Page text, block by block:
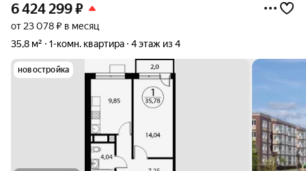
6 424 299₽
от 23 078 ₽ в месяц
35,8 м²
1-комн. квартира 4 этаж из 4
новостройка